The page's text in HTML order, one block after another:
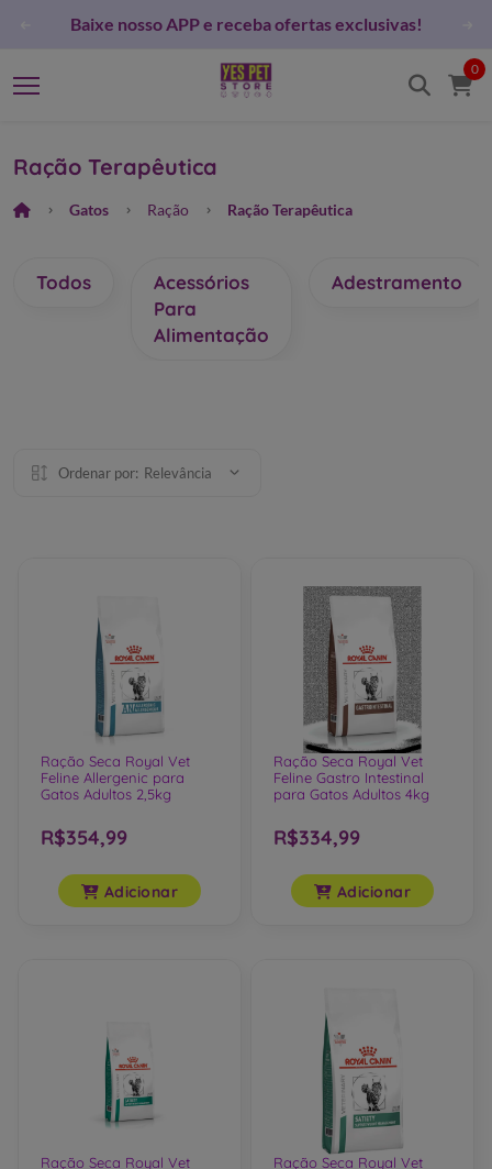
por dentro das Baixe nosso APP e receba ofertas
0
Ração Terapêutica
Gatos Ração Ração Terapêutica
Todos
Acessórios
Para
Alimentação
Adestramento
Ordenar por: Relevância
Ração Seca Royal Vet
Feline Allergenic para
Gatos Adultos 2,5kg
R$354,99
Adicionar
Ração Seca Royal Vet
Feline Gastro Intestinal
para Gatos Adultos 4kg
R$334,99
Adicionar
Ração Seca Royal Vet
Ração Seca Royal Vet